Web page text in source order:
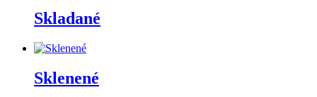
Skladané
Sklenené